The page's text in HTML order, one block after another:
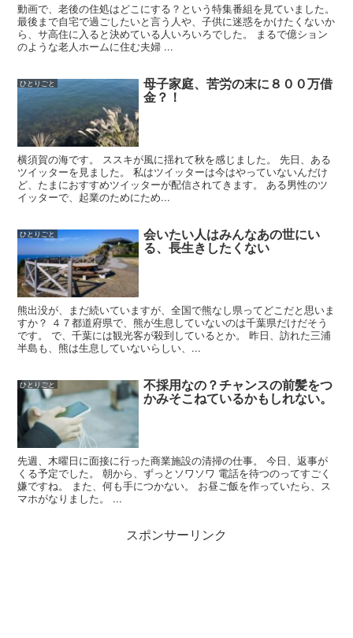
動画で、老後の住処はどこにする？という特集番組を見ていました。
最後まで自宅で過ごしたいと言う人や、子供に迷惑をかけたくないか
ら、サ高住に入ると決めている人いろいろでした。 まるで億ション
のような老人ホームに住む夫婦 ...
ひとりごと 母子家庭、苦労の末に８００万借
金？！
横須賀の海です。 ススキが風に揺れて秋を感じました。 先日、ある
ツイッターを見ました。 私はツイッターは今はやっていないんだけ
ど、たまにおすすめツイッターが配信されてきます。 ある男性のツ
イッターで、起業のためにため...
ひとりごと 会いたい人はみんなあの世にい
る、長生きしたくない
熊出没が、まだ続いていますが、全国で熊なし県ってどこだと思いま
すか？ ４７都道府県で、熊が生息していないのは千葉県だけだそう
です。 で、千葉には観光客が殺到しているとか。 昨日、訪れた三浦
半島も、熊は生息していないらしい、...
ひとりごと 不採用なの？チャンスの前髪をつ
かみそこねているかもしれない。
先週、木曜日に面接に行った商業施設の清掃の仕事。 今日、返事が
くる予定でした。 朝から、ずっとソワソワ 電話を待つのってすごく
嫌ですね。 また、何も手につかない。 お昼ご飯を作っていたら、ス
マホがなりました。 ...
スポンサーリンク